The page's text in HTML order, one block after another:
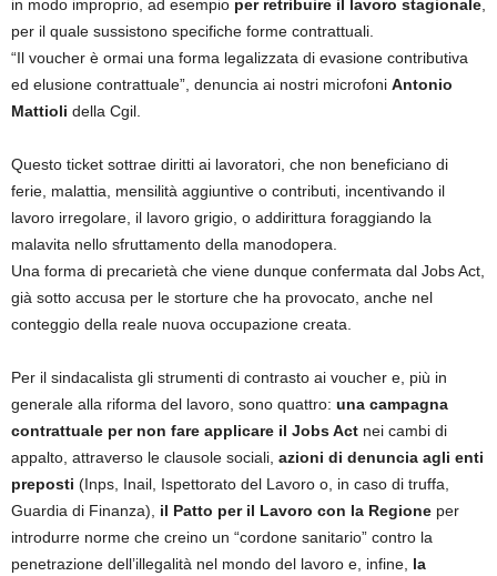
in modo improprio, ad esempio per retribuire il lavoro stagionale
per il quale sussistono specifiche forme contrattuali.
“Il voucher è ormai una forma legalizzata di evasione contributiva
ed elusione contrattuale”, denuncia ai nostri microfoni Antonio
Mattioli della Cgil.
Questo ticket sottrae diritti ai lavoratori, che non beneficiano di
ferie, malattia, mensilità aggiuntive o contributi, incentivando il
lavoro irregolare, il lavoro grigio, o addirittura foraggiando la
malavita nello sfruttamento della manodopera.
Una forma di precarietà che viene dunque confermata dal Jobs Act,
già sotto accusa per le storture che ha provocato, anche nel
conteggio della reale nuova occupazione creata.
Per il sindacalista gli strumenti di contrasto ai voucher e, più in
generale alla riforma del lavoro, sono quattro: una campagna
contrattuale per non fare applicare il Jobs Act nei cambi di
appalto, attraverso le clausole sociali, azioni di denuncia agli enti
preposti (Inps, Inail, Ispettorato del Lavoro o, in caso di truffa,
Guardia di Finanza), il Patto per il Lavoro con la Regione per
introdurre norme che creino un “cordone sanitario” contro la
penetrazione dell’illegalità nel mondo del lavoro e, infine, la